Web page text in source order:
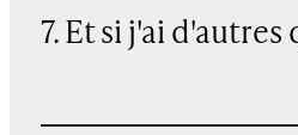
7. Et si j'ai d'autres